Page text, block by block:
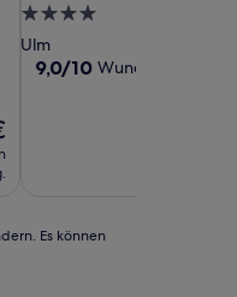
4.0-
Sterne-
Unterkunft
Ulm
9.0
9,0/10 Wunderbar
Es können